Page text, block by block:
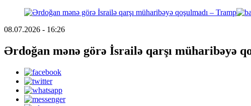
08.07.2026 - 16:26
Ərdoğan mənə görə İsrailə qarşı müharibəyə